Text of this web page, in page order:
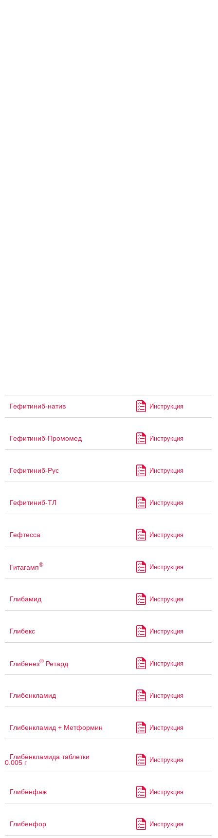
Гефитиниб-натив Инструкция
Гефитиниб-Промомед Инструкция
Гефитиниб-Рус Инструкция
Гефитиниб-ТЛ Инструкция
Гефтесса Инструкция
Гитагамп® Инструкция
Глибамид Инструкция
Глибекс Инструкция
Глибенез® Ретард Инструкция
Глибенкламид Инструкция
Глибенкламид + Метформин Инструкция
Глибенкламида таблетки
0.005 г Инструкция
Глибенфаж Инструкция
Глибенфор Инструкция